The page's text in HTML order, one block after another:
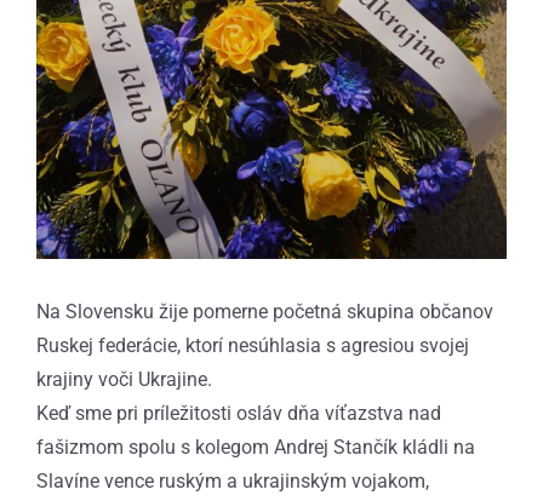
Na Slovensku žije pomerne početná skupina občanov
Ruskej federácie, ktorí nesúhlasia s agresiou svojej
krajiny voči Ukrajine.
Keď sme pri príležitosti osláv dňa víťazstva nad
fašizmom spolu s kolegom Andrej Stančík kládli na
Slavíne vence ruským a ukrajinským vojakom,